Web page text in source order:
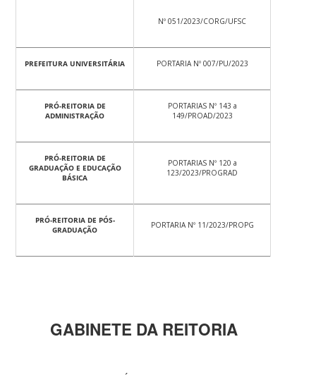
Nº 051/2023/CORG/UFSC
PREFEITURA UNIVERSITÁRIA PORTARIA Nº 007/PU/2023
PRÓ-REITORIA DE
ADMINISTRAÇÃO
PORTARIAS Nº 143 a
149/PROAD/2023
PRÓ-REITORIA DE
GRADUAÇÃO E EDUCAÇÃO
BÁSICA
PORTARIAS Nº 120 a
123/2023/PROGRAD
PRÓ-REITORIA DE PÓS-
GRADUAÇÃO
PORTARIA Nº 11/2023/PROPG
GABINETE DA REITORIA